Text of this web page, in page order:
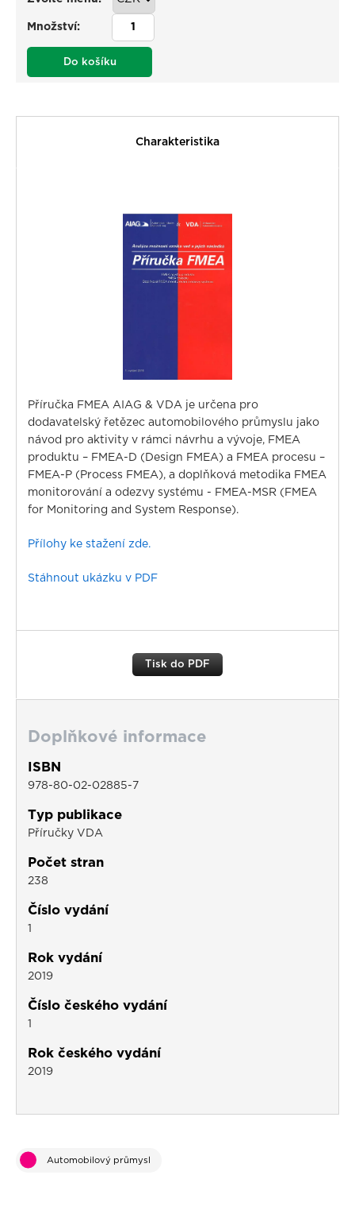
Množství:
Do košíku
Charakteristika
Příručka FMEA AIAG & VDA je určena pro
dodavatelský řetězec automobilového průmyslu jako
návod pro aktivity v rámci návrhu a vývoje, FMEA
produktu – FMEA-D (Design FMEA) a FMEA procesu –
FMEA-P (Process FMEA), a doplňková metodika FMEA
monitorování a odezvy systému - FMEA-MSR (FMEA
for Monitoring and System Response).
Přílohy ke stažení zde.
Stáhnout ukázku v PDF
Tisk do PDF
Doplňkové informace
ISBN
978-80-02-02885-7
Typ publikace
Příručky VDA
Počet stran
238
Číslo vydání
1
Rok vydání
2019
Číslo českého vydání
1
Rok českého vydání
2019
Automobilový průmysl